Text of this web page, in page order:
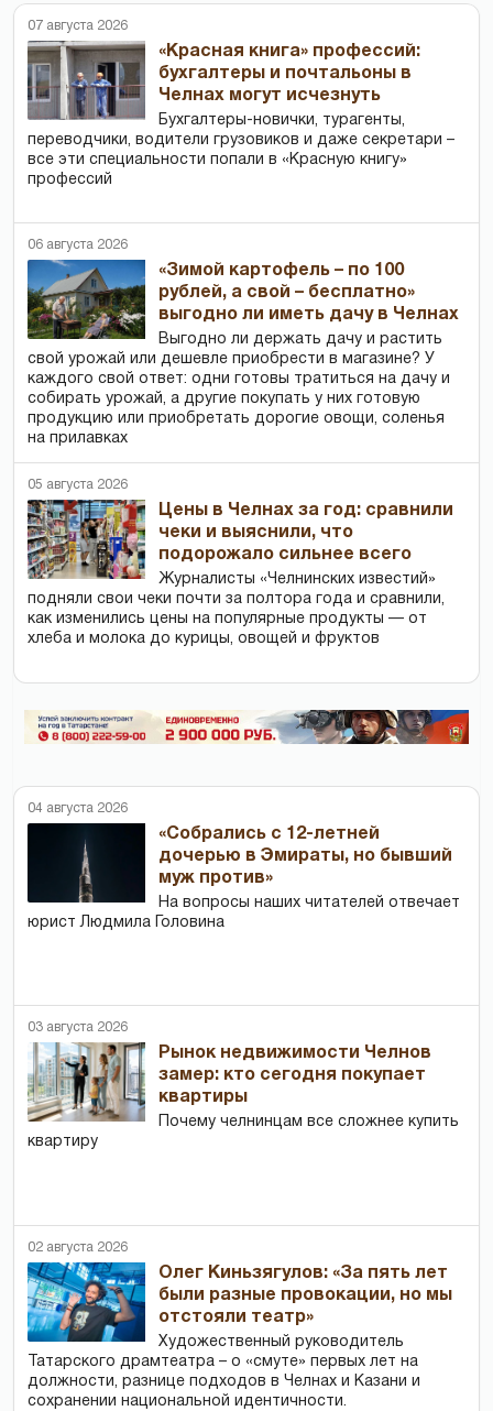
07 августа 2026
«Красная книга» профессий:
бухгалтеры и почтальоны в
Челнах могут исчезнуть
Бухгалтеры-новички, тур­агенты,
переводчики, водители грузовиков и даже секретари –
все эти специальности попали в «Красную книгу»
профессий
06 августа 2026
«Зимой картофель – по 100
рублей, а свой – бесплатно»
выгодно ли иметь дачу в Челнах
Выгодно ли держать дачу и растить
свой урожай или дешевле приобрести в магазине? У
каждого свой ответ: одни готовы тратиться на дачу и
собирать урожай, а другие покупать у них готовую
продукцию или приобретать дорогие овощи, соленья
на прилавках
05 августа 2026
Цены в Челнах за год: сравнили
чеки и выяснили, что
подорожало сильнее всего
Журналисты «Челнинских известий»
подняли свои чеки почти за полтора года и сравнили,
как изменились цены на популярные продукты — от
хлеба и молока до курицы, овощей и фруктов
04 августа 2026
«Собрались с 12-летней
дочерью в Эмираты, но бывший
муж против»
На вопросы наших читателей отвечает
юрист Людмила Головина
03 августа 2026
Рынок недвижимости Челнов
замер: кто сегодня покупает
квартиры
Почему челнинцам все сложнее купить
квартиру
02 августа 2026
Олег Киньзягулов: «За пять лет
были разные провокации, но мы
отстояли театр»
Художественный руководитель
Татарского драмтеатра – о «смуте» первых лет на
должности, разнице подходов в Челнах и Казани и
сохранении национальной идентичности.